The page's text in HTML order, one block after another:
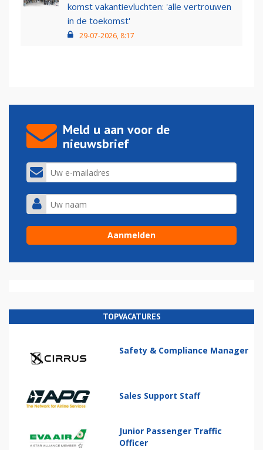
komst vakantievluchten: 'alle vertrouwen
in de toekomst'
29-07-2026, 8:17
Meld u aan voor de
nieuwsbrief
TOPVACATURES
Safety & Compliance Manager
Sales Support Staff
Junior Passenger Traffic
Officer